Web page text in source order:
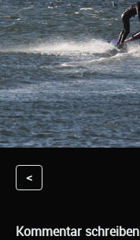
<
Kommentar schreiben